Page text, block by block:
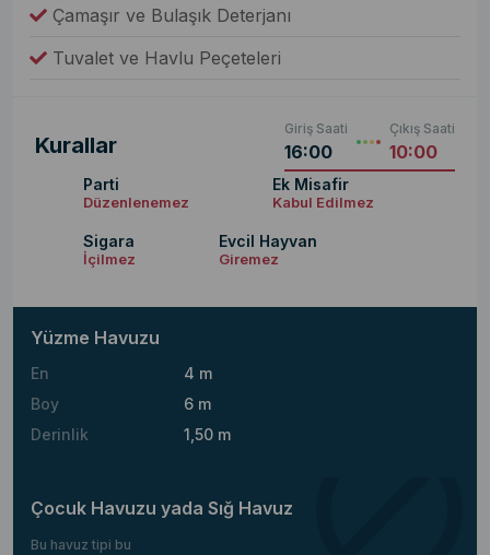
Çamaşır ve Bulaşık Deterjanı
Tuvalet ve Havlu Peçeteleri
Kurallar
Giriş Saati
16:00
Çıkış Saati
10:00
Parti
Düzenlenemez
Ek Misafir
Kabul Edilmez
Sigara
İçilmez
Evcil Hayvan
Giremez
Yüzme Havuzu
En
4 m
Boy
6 m
Derinlik
1,50 m
Çocuk Havuzu yada Sığ Havuz
Bu havuz tipi bu